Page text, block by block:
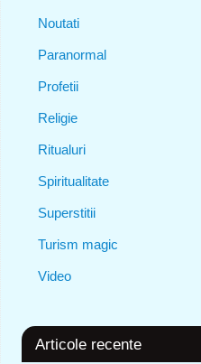
Noutati
Paranormal
Profetii
Religie
Ritualuri
Spiritualitate
Superstitii
Turism magic
Video
Articole recente